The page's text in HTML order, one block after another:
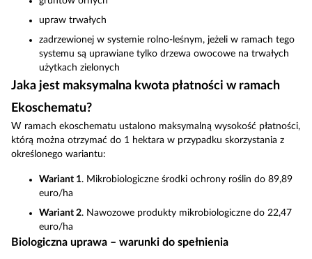
upraw trwałych
zadrzewionej w systemie rolno-leśnym, jeżeli w ramach tego
systemu są uprawiane tylko drzewa owocowe na trwałych
użytkach zielonych
Jaka jest maksymalna kwota płatności w ramach
Ekoschematu?
W ramach ekoschematu ustalono maksymalną wysokość płatności,
którą można otrzymać do 1 hektara w przypadku skorzystania z
określonego wariantu:
Wariant 1. Mikrobiologiczne środki ochrony roślin do 89,89
euro/ha
Wariant 2. Nawozowe produkty mikrobiologiczne do 22,47
euro/ha
Biologiczna uprawa – warunki do spełnienia